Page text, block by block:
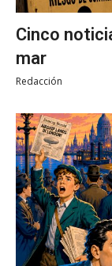
Cinco
mar
Redacción